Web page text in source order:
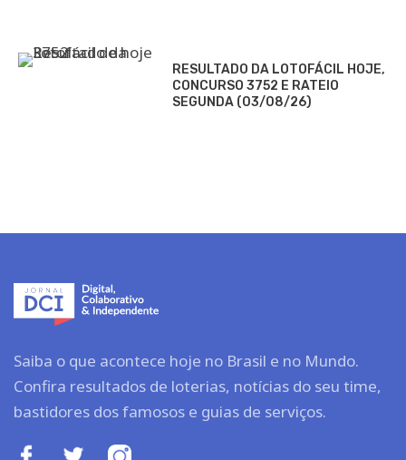
RESULTADO DA LOTOFÁCIL HOJE,
CONCURSO 3752 E RATEIO
SEGUNDA (03/08/26)
Saiba o que acontece hoje no Brasil e no Mundo.
Confira resultados de loterias, notícias do seu time,
bastidores dos famosos e guias de serviços.